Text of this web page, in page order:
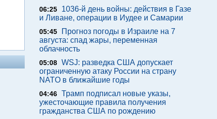
06:25
1036-й день войны: действия в Газе
и Ливане, операции в Иудее и Самарии
05:45
Прогноз погоды в Израиле на 7
августа: спад жары, переменная
облачность
05:08 WSJ: разведка США допускает
ограниченную атаку России на страну
NATO в ближайшие годы
04:46 Трамп подписал новые указы,
ужесточающие правила получения
гражданства США по рождению